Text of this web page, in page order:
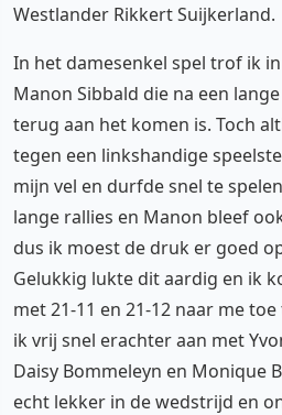
Westlander Rikkert Suijkerland.
In het damesenkel spel trof ik
Manon Sibbald die na een
terug aan het komen is. Toch
tegen een linkshandige
mijn vel en durfde snel te
lange rallies en Manon bleef
dus ik moest de druk er goed
Gelukkig lukte dit aardig en ik
met 21-11 en 21-12 naar me
ik vrij snel erachter aan met
Daisy Bommeleyn en Monique
echt lekker in de wedstrijd en